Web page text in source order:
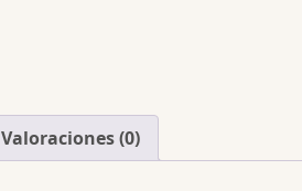
Valoraciones (0)